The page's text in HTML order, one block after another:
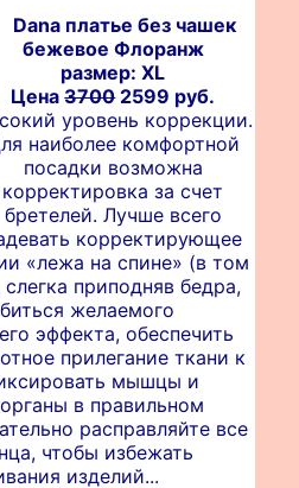
Dana платье без чашек
бежевое Флоранж
размер: XL
Цена37002599 руб.
уровень коррекции.
наиболее комфортной
посадки возможна
корректировка за счет
бретелей. Лучше всего
корректирующее
«лежа на спине» (в том
приподняв бедра,
желаемого
эффекта, обеспечить
прилегание ткани к
мышцы и
в правильном
расправляйте все
чтобы избежать
изделий...